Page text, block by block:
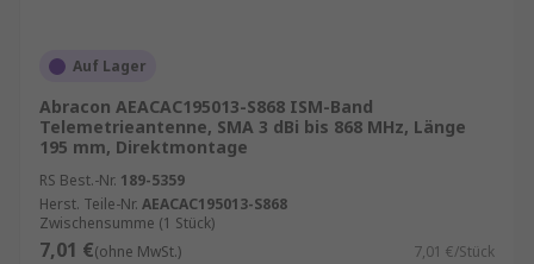
Auf Lager
Abracon AEACAC195013-S868 ISM-Band
Telemetrieantenne, SMA 3 dBi bis 868 MHz, Länge
195 mm, Direktmontage
RS Best.-Nr. 189-5359
Herst. Teile-Nr. AEACAC195013-S868
Zwischensumme (1 Stück)
7,01 €(ohne MwSt.) 7,01 €/Stück